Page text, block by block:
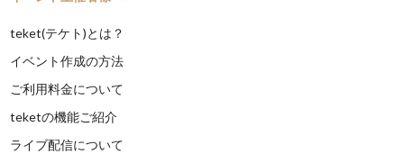
teket(テケト)とは？
イベント作成の方法
ご利用料金について
teketの機能ご紹介
ライブ配信について